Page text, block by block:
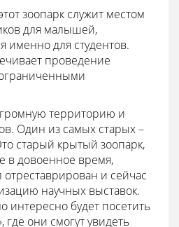
зоопарк служит местом
для малышей,
именно для студентов.
проведение
территорию и
Один из самых старых –
старый крытый зоопарк,
в довоенное время,
и сейчас
научных выставок.
интересно будет посетить
где они смогут увидеть